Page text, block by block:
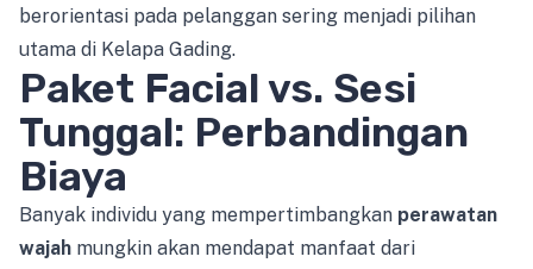
berorientasi pada pelanggan sering menjadi pilihan
utama di Kelapa Gading.
Paket Facial vs. Sesi
Tunggal: Perbandingan
Biaya
Banyak individu yang mempertimbangkan perawatan
wajah mungkin akan mendapat manfaat dari